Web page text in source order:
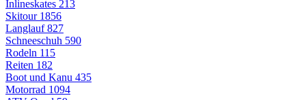
Inlineskates 213
Skitour 1856
Langlauf827
Schneeschuh 590
Rodeln 115
Reiten 182
Boot und Kanu 435
Motorrad 1094